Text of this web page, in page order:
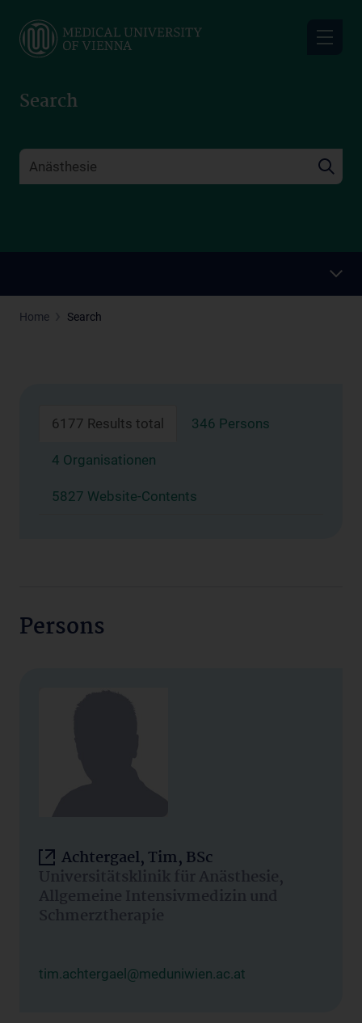
main
Search
Home Search
6177 Results total 346 Persons
4 Organisationen
5827 Website-Contents
Persons
Achtergael, Tim, BSc
Universitätsklinik für Anästhesie,
Allgemeine Intensivmedizin und
Schmerztherapie
tim.achtergael@meduniwien.ac.at